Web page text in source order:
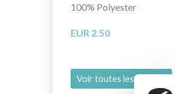
100% Polyester
EUR 2.50
Voir toutes les options